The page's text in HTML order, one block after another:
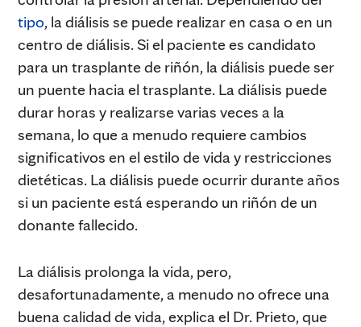
tipo, la diálisis se puede realizar en casa o en un
centro de diálisis. Si el paciente es candidato
para un trasplante de riñón, la diálisis puede ser
un puente hacia el trasplante. La diálisis puede
durar horas y realizarse varias veces a la
semana, lo que a menudo requiere cambios
significativos en el estilo de vida y restricciones
dietéticas. La diálisis puede ocurrir durante años
si un paciente está esperando un riñón de un
donante fallecido.
La diálisis prolonga la vida, pero,
desafortunadamente, a menudo no ofrece una
buena calidad de vida, explica el Dr. Prieto, que